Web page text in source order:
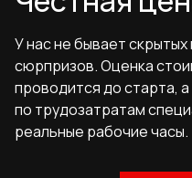
У нас не бывает
сюрпризов. Оценка
проводится до старта,
по трудозатратам
реальные рабочие часы.